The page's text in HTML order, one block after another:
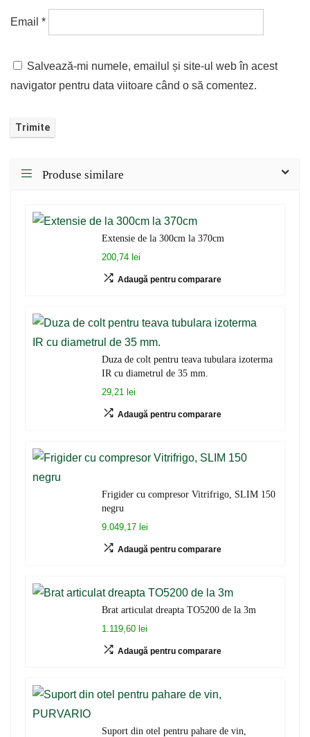
Email *
Salvează-mi numele, emailul și site-ul web în acest
navigator pentru data viitoare când o să comentez.
Produse similare
Extensie de la 300cm la 370cm
200,74 lei
Adaugă pentru comparare
Duza de colt pentru teava tubulara izoterma
IR cu diametrul de 35 mm.
29,21 lei
Adaugă pentru comparare
Frigider cu compresor Vitrifrigo, SLIM 150
negru
9.049,17 lei
Adaugă pentru comparare
Brat articulat dreapta TO5200 de la 3m
1.119,60 lei
Adaugă pentru comparare
Suport din otel pentru pahare de vin,